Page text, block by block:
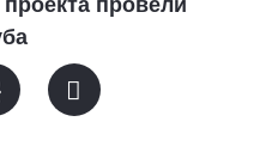
провели